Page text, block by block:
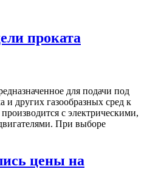
проката
для подачи под
и других газообразных сред к
с электрическими,
При выборе
цены на